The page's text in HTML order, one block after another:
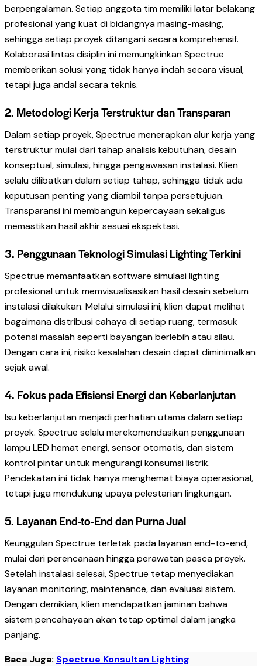
berpengalaman. Setiap anggota tim memiliki latar belakang
profesional yang kuat di bidangnya masing-masing,
sehingga setiap proyek ditangani secara komprehensif.
Kolaborasi lintas disiplin ini memungkinkan Spectrue
memberikan solusi yang tidak hanya indah secara visual,
tetapi juga andal secara teknis.
2. Metodologi Kerja Terstruktur dan Transparan
Dalam setiap proyek, Spectrue menerapkan alur kerja yang
terstruktur mulai dari tahap analisis kebutuhan, desain
konseptual, simulasi, hingga pengawasan instalasi. Klien
selalu dilibatkan dalam setiap tahap, sehingga tidak ada
keputusan penting yang diambil tanpa persetujuan.
Transparansi ini membangun kepercayaan sekaligus
memastikan hasil akhir sesuai ekspektasi.
3. Penggunaan Teknologi Simulasi Lighting Terkini
Spectrue memanfaatkan software simulasi lighting
profesional untuk memvisualisasikan hasil desain sebelum
instalasi dilakukan. Melalui simulasi ini, klien dapat melihat
bagaimana distribusi cahaya di setiap ruang, termasuk
potensi masalah seperti bayangan berlebih atau silau.
Dengan cara ini, risiko kesalahan desain dapat diminimalkan
sejak awal.
4. Fokus pada Efisiensi Energi dan Keberlanjutan
Isu keberlanjutan menjadi perhatian utama dalam setiap
proyek. Spectrue selalu merekomendasikan penggunaan
lampu LED hemat energi, sensor otomatis, dan sistem
kontrol pintar untuk mengurangi konsumsi listrik.
Pendekatan ini tidak hanya menghemat biaya operasional,
tetapi juga mendukung upaya pelestarian lingkungan.
5. Layanan End-to-End dan Purna Jual
Keunggulan Spectrue terletak pada layanan end-to-end,
mulai dari perencanaan hingga perawatan pasca proyek.
Setelah instalasi selesai, Spectrue tetap menyediakan
layanan monitoring, maintenance, dan evaluasi sistem.
Dengan demikian, klien mendapatkan jaminan bahwa
sistem pencahayaan akan tetap optimal dalam jangka
panjang.
Baca Juga: Spectrue Konsultan Lighting